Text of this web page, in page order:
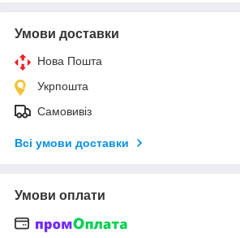
Умови доставки
Нова Пошта
Укрпошта
Самовивіз
Всі умови доставки
Умови оплати